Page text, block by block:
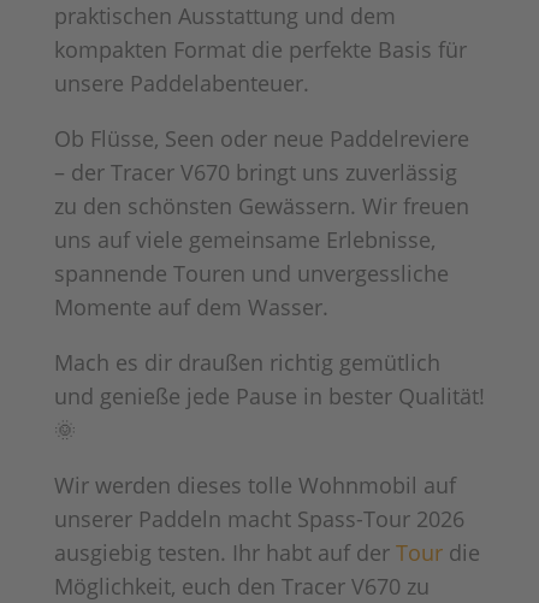
praktischen Ausstattung und dem
kompakten Format die perfekte Basis für
unsere Paddelabenteuer.
Ob Flüsse, Seen oder neue Paddelreviere
– der Tracer V670 bringt uns zuverlässig
zu den schönsten Gewässern. Wir freuen
uns auf viele gemeinsame Erlebnisse,
spannende Touren und unvergessliche
Momente auf dem Wasser.
Mach es dir draußen richtig gemütlich
und genieße jede Pause in bester Qualität!
🌞
Wir werden dieses tolle Wohnmobil auf
unserer Paddeln macht Spass-Tour 2026
ausgiebig testen. Ihr habt auf der Tourdie
Möglichkeit, euch den Tracer V670 zu